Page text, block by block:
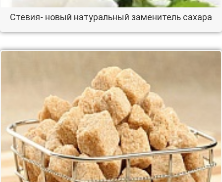
Cтевия- новый натуральный заменитель сахара